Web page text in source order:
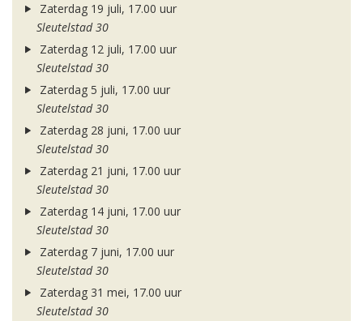
Zaterdag 19 juli, 17.00 uur
Sleutelstad 30
Zaterdag 12 juli, 17.00 uur
Sleutelstad 30
Zaterdag 5 juli, 17.00 uur
Sleutelstad 30
Zaterdag 28 juni, 17.00 uur
Sleutelstad 30
Zaterdag 21 juni, 17.00 uur
Sleutelstad 30
Zaterdag 14 juni, 17.00 uur
Sleutelstad 30
Zaterdag 7 juni, 17.00 uur
Sleutelstad 30
Zaterdag 31 mei, 17.00 uur
Sleutelstad 30